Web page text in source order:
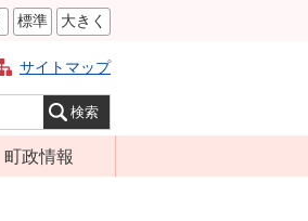
標準 大きく
サイトマップ
町政情報